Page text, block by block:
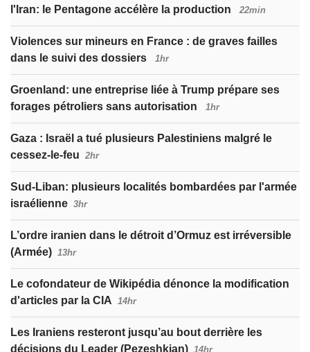
l'Iran: le Pentagone accélère la production
22min
Violences sur mineurs en France : de graves failles
dans le suivi des dossiers
1hr
Groenland: une entreprise liée à Trump prépare ses
forages pétroliers sans autorisation
1hr
Gaza : Israël a tué plusieurs Palestiniens malgré le
cessez-le-feu 2hr
Sud-Liban: plusieurs localités bombardées par l'armée
israélienne 3hr
L’ordre iranien dans le détroit d’Ormuz est irréversible
(Armée) 13hr
Le cofondateur de Wikipédia dénonce la modification
d'articles par la CIA 14hr
Les Iraniens resteront jusqu’au bout derrière les
décisions du Leader (Pezeshkian) 14hr